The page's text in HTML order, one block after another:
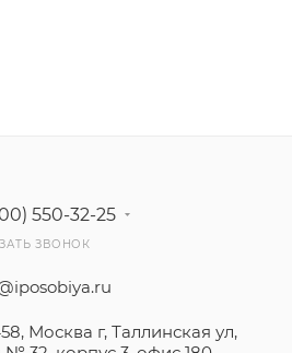
550-32-25
ЗВОНОК
Москва г, Таллинская ул,